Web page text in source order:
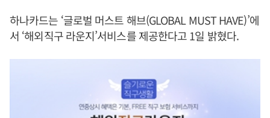
하나카드는 ‘글로벌 머스트 해브(GLOBAL MUST HAVE)’에
서 ‘해외직구 라운지’서비스를 제공한다고 1일 밝혔다.